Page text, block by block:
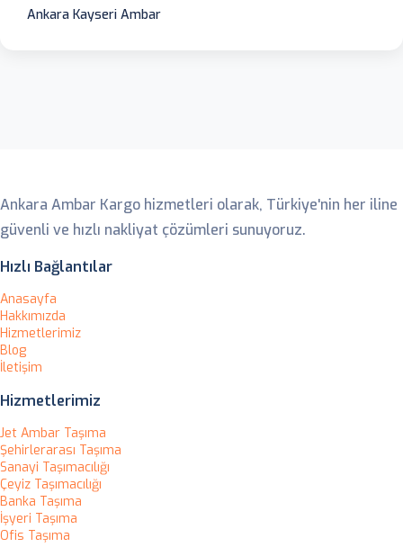
Ankara Kayseri Ambar
Ankara Ambar Kargo hizmetleri olarak, Türkiye'nin her iline
güvenli ve hızlı nakliyat çözümleri sunuyoruz.
Hızlı Bağlantılar
Anasayfa
Hakkımızda
Hizmetlerimiz
Blog
İletişim
Hizmetlerimiz
Jet Ambar Taşıma
Şehirlerarası Taşıma
Sanayi Taşımacılığı
Çeyiz Taşımacılığı
Banka Taşıma
İşyeri Taşıma
Ofis Taşıma